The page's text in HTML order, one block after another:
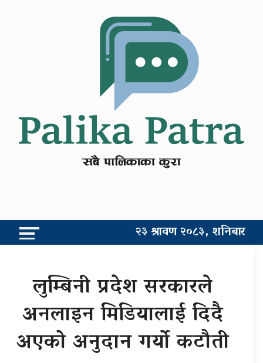
२३ श्रावण २०८३, शनिबार
लुम्बिनी प्रदेश सरकारले
अनलाइन मिडियालाई दिदै
अएको अनुदान गर्यो कटौती